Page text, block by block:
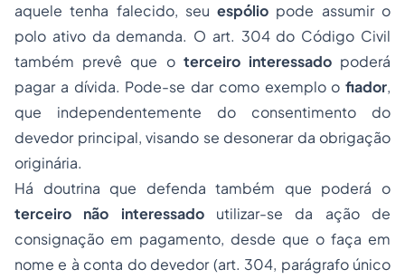
aquele tenha falecido, seuespólio pode assumir o
polo ativo da demanda. O art. 304 do Código Civil
também prevê que o terceiro interessadopoderá
pagar a dívida. Pode-se dar como exemplo o fiador,
que independentemente do consentimento do
devedor principal, visando se desonerar da obrigação
originária.
Há doutrina que defenda também que poderá o
terceiro não interessadoutilizar-se da ação de
consignação em pagamento, desde que o faça em
nome e à conta do devedor (art. 304, parágrafo único